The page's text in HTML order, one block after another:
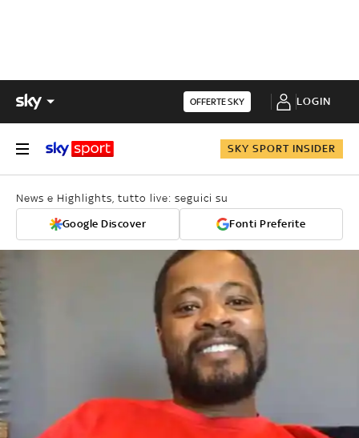
OFFERTE SKY LOGIN
SKY SPORT INSIDER
News e Highlights, tutto live: seguici su
Google Discover Fonti Preferite